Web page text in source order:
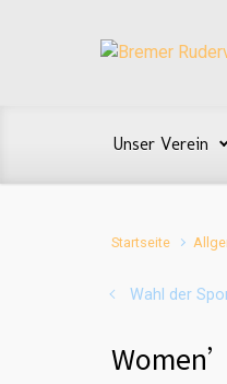
Unser Verein
Startseite
Wahl der